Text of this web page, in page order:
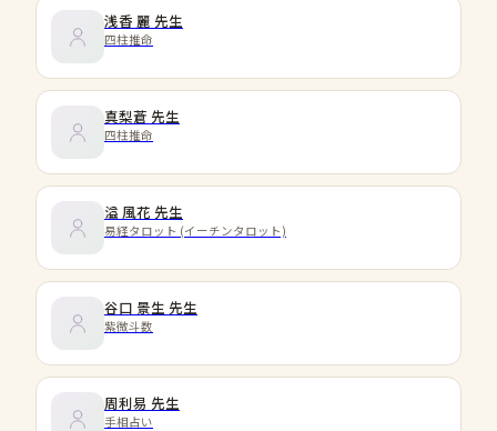
浅香 麗 先生
四柱推命
真梨蒼 先生
四柱推命
溢 風花 先生
易経タロット (イーチンタロット)
谷口 景生 先生
紫微斗数
周利易 先生
手相占い